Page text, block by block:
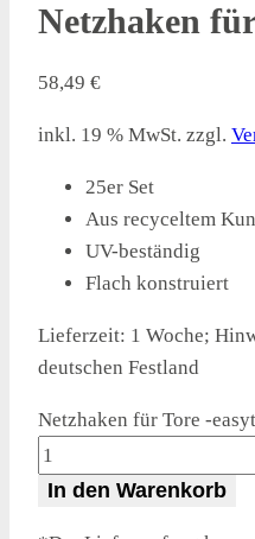
Netzhaken
58,49 €
inkl. 19 % MwSt. zzgl.
25er Set
Aus recyceltem
UV-beständig
Flach konstruiert
Lieferzeit: 1 Woche;
deutschen Festland
Netzhaken für Tore -
In den Warenkorb